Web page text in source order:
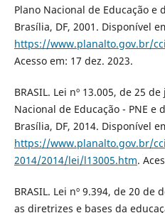
Plano Nacional de Educação e
Brasília, DF, 2001. Disponível
https://www.planalto.gov.br/
Acesso em: 17 dez. 2023.
BRASIL. Lei nº 13.005, de 25
Nacional de Educação - PNE e
Brasília, DF, 2014. Disponível
https://www.planalto.gov.br/
2014/2014/lei/l13005.htm.
BRASIL. Lei nº 9.394, de 20 de
as diretrizes e bases da